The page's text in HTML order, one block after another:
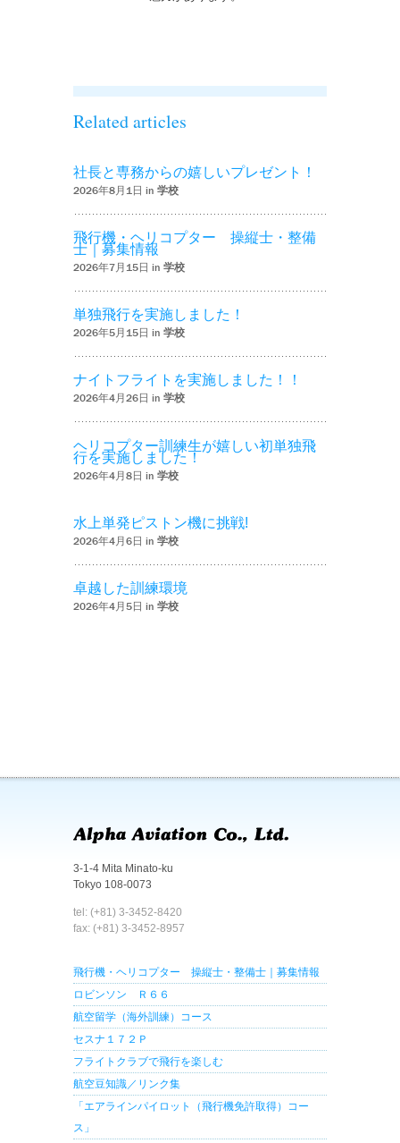
Related articles
社長と専務からの嬉しいプレゼント！
2026年8月1日 in 学校
飛行機・ヘリコプター 操縦士・整備
士｜募集情報
2026年7月15日 in 学校
単独飛行を実施しました！
2026年5月15日 in 学校
ナイトフライトを実施しました！！
2026年4月26日 in 学校
ヘリコプター訓練生が嬉しい初単独飛
行を実施しました！
2026年4月8日 in 学校
水上単発ピストン機に挑戦!
2026年4月6日 in 学校
卓越した訓練環境
2026年4月5日 in 学校
3-1-4 Mita Minato-ku
Tokyo 108-0073
tel: (+81) 3-3452-8420
fax: (+81) 3-3452-8957
飛行機・ヘリコプター 操縦士・整備士｜募集情報
ロビンソン Ｒ６６
航空留学（海外訓練）コース
セスナ１７２Ｐ
フライトクラブで飛行を楽しむ
航空豆知識／リンク集
「エアラインパイロット（飛行機免許取得）コー
ス」